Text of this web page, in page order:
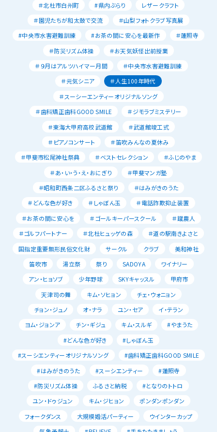
＃北杜市白州町
#県内ぶらり
レザークラフト
＃園児たちが和太鼓で交流
＃山梨フォトクラブ写真展
#中央市水害避難訓練
#お茶の間に安心を最新作
＃蓮照寺
＃防災リズム体操
＃お天気妖怪出前授業
＃９月はアルツハイマー月間
＃中央市水害避難訓練
＃元気シニア
＃人生100年時代
＃スーシーエンティーオリジナルソング
＃歯科矯正歯科GOOD SMILE
＃ジモラブミステリー
＃東海大甲府高校武道館
＃武道館竣工式
＃ピアノコンサート
＃笛吹みんなの夏休み
＃甲斐市松尾神社祭典
＃ベストセレクション
＃ふじのやま
＃あ・い・う・え・おにぎり
＃甲斐マンガ塾
＃昭和町西条二区ふるさと祭り
＃はみがきのうた
＃どんな色が好き
＃しゃぼん玉
＃電話詐欺抑止装置
＃お茶の間に安心を
＃ゴールキーパースクール
＃蹴農人
＃ゴルフパートナー
＃北杜ヒュッゲの森
＃道の駅南きよさと
国指定重要無形民俗文化財
サークル クラブ
美和神社
笛吹市
湯立祭 祭り SADOYA
ワイナリー
アン・ヒョソブ
少年野球 SKYキャッスル
甲府市
天津司の舞
キム・ソヒョン
チェ・ウォニョン
チョン・ジュノ
オ・ナラ ユン・セア
イ・テラン
ヨム・ジョンア
チン・ギジュ キム・スルギ
#やまうた
#どんな色が好き
#しゃぼん玉
#スーシエンティーオリジナルソング
#歯科矯正歯科GOOD SMILE
#はみがきのうた
#スーシエンティー
#蓮照寺
#防災リズム体操
ふるさと納税
#となりのトトロ
ユン・ドゥジュン
キム・ジヒョン
ポンダンポンダン
フォークダンス
大規模婚活パーティー
ウインターカップ